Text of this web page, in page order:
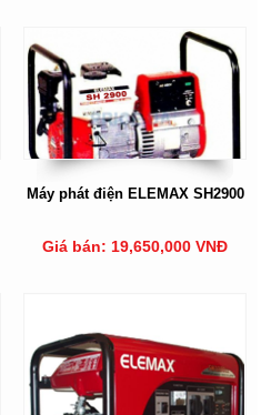
Máy phát điện ELEMAX SH2900
Giá bán: 19,650,000 VNĐ